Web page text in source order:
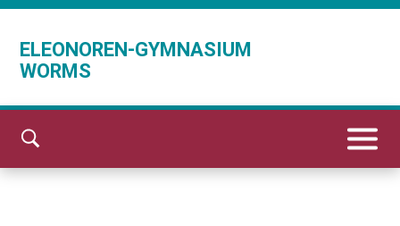
ELEONOREN-GYMNASIUM
WORMS